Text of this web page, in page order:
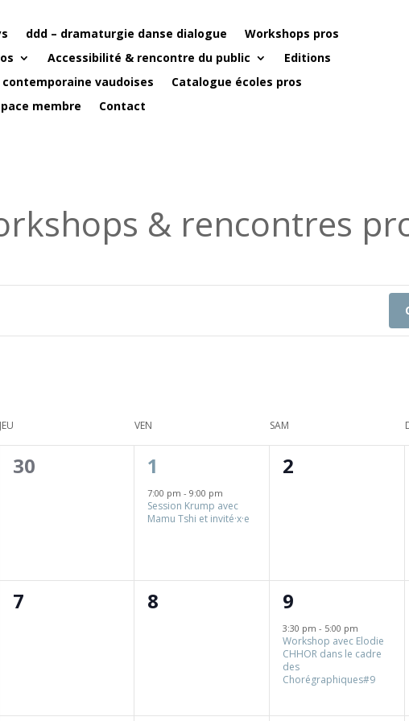
ddd – dramaturgie danse dialogue
Workshops pros
Accessibilité & rencontre du public
Editions
vaudoises
Catalogue écoles pros
membre
Contact
& rencontres
JEU VEN SAM
0
30
1
évènement,
1
7:00 pm-9:00 pm
Session Krump avec
Mamu Tshi et invité·x·e
0
2
0
7
0
8
1
évènement,
9
3:30 pm- 5:00 pm
Workshop avec Elodie
CHHOR dans le cadre
des
Chorégraphiques#9